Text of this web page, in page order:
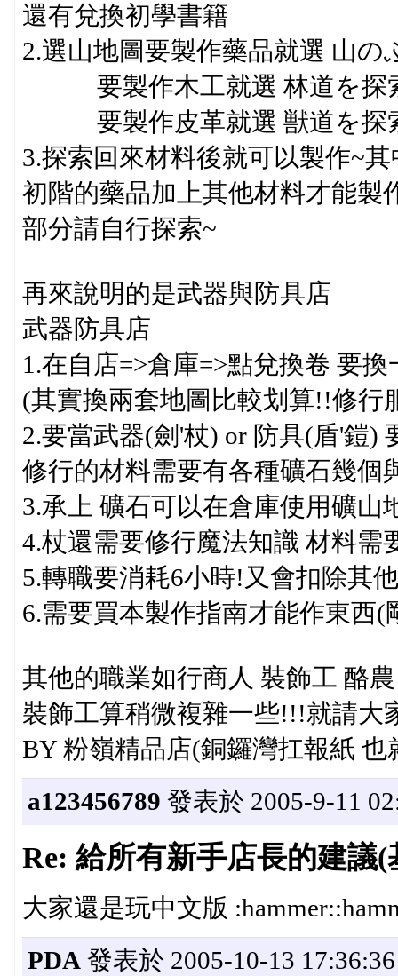
還有兌換初學書籍
2.選山地圖要製作藥品就選 山の
要製作木工就選 林道を探
要製作皮革就選 獣道を探
3.探索回來材料後就可以製作~
初階的藥品加上其他材料才能製
部分請自行探索~
再來說明的是武器與防具店
武器防具店
1.在自店=>倉庫=>點兌換卷 要
(其實換兩套地圖比較划算!!修行
2.要當武器(劍'杖) or 防具(盾'鎧)
修行的材料需要有各種礦石幾個
3.承上 礦石可以在倉庫使用礦山
4.杖還需要修行魔法知識 材料需
5.轉職要消耗6小時!又會扣除其
6.需要買本製作指南才能作東西(
其他的職業如行商人 裝飾工 酪
裝飾工算稍微複雜一些!!!就請大
BY 粉嶺精品店(銅鑼灣扛報紙
a123456789 發表於 2005-9-11
Re: 給所有新手店長的建議(
大家還是玩中文版
PDA發表於 2005-10-13 17:36:36